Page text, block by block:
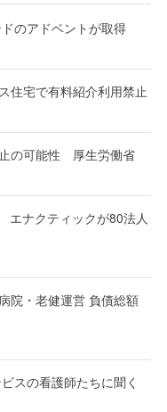
のアドベントが取得
宅で有料紹介利用禁止
の可能性 厚生労働省
ナクティックが80法人
院・老健運営 負債総額
スの看護師たちに聞く